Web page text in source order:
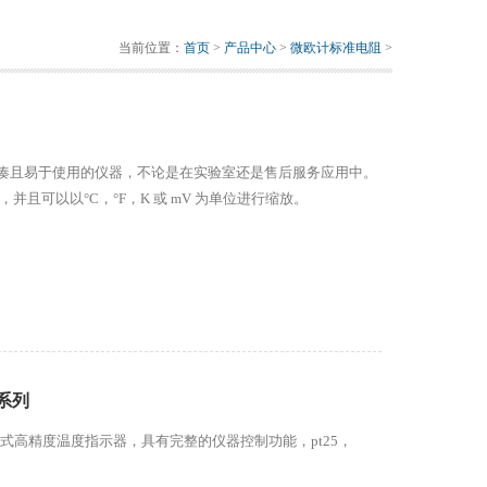
当前位置： 首页 > 产品中心 > 微欧计标准电阻 >
易于使用的仪器，不论是在实验室还是售后服务应用中。
且可以以°C，°F，K 或 mV 为单位进行缩放。
列
高精度温度指示器，具有完整的仪器控制功能，pt25，